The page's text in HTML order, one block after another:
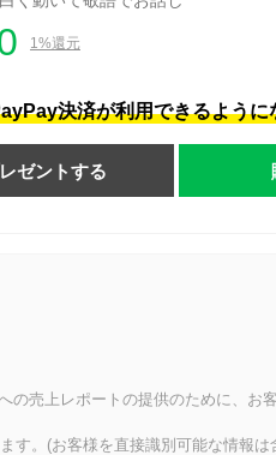
1%還元
決済が利用できるように
ゼントする
売上レポートの提供のために、お
す。(お客様を直接識別可能な情報は